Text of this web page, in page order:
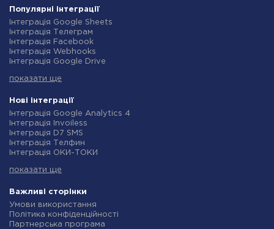
Популярні інтеграції
Інтеграція Google Sheets
Інтеграція Телеграм
Інтеграція Facebook
Інтеграція Webhooks
Інтеграція Google Drive
Інтеграція Gmail
Інтеграція Rozetka
Інтеграція OpenAI (ChatGPT)
Інтеграція Binotel
Інтеграція Prom
Інтеграція Приват24
Інтеграція OLX
Інтеграція SendPulse
Інтеграція Stream Telecom
Інтеграція Google Analytics
Інтеграція Creatio
показати ще
Нові інтеграції
Інтеграція Google Analytics 4
Інтеграція Invoiless
Інтеграція D7 SMS
Інтеграція Телфин
Інтеграція ОКИ-ТОКИ
Інтеграція Microsoft Dynamics 365
Інтеграція TxtSync
Інтеграція Wire2Air
Інтеграція Corezoid
Інтеграція Infobip
показати ще
Важливі сторінки
Умови використання
Політика конфіденційності
Партнерська програма